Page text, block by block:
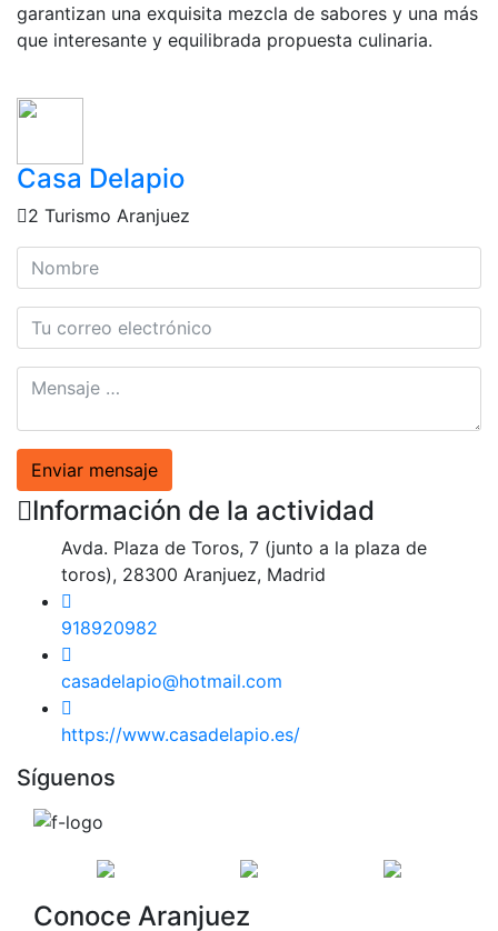
garantizan una exquisita mezcla de sabores y una más
que interesante y equilibrada propuesta culinaria.
Casa Delapio
2 Turismo Aranjuez
Enviar mensaje
Información de la actividad
Avda. Plaza de Toros, 7 (junto a la plaza de
toros), 28300 Aranjuez, Madrid
918920982
casadelapio@hotmail.com
https://www.casadelapio.es/
Síguenos
Conoce Aranjuez